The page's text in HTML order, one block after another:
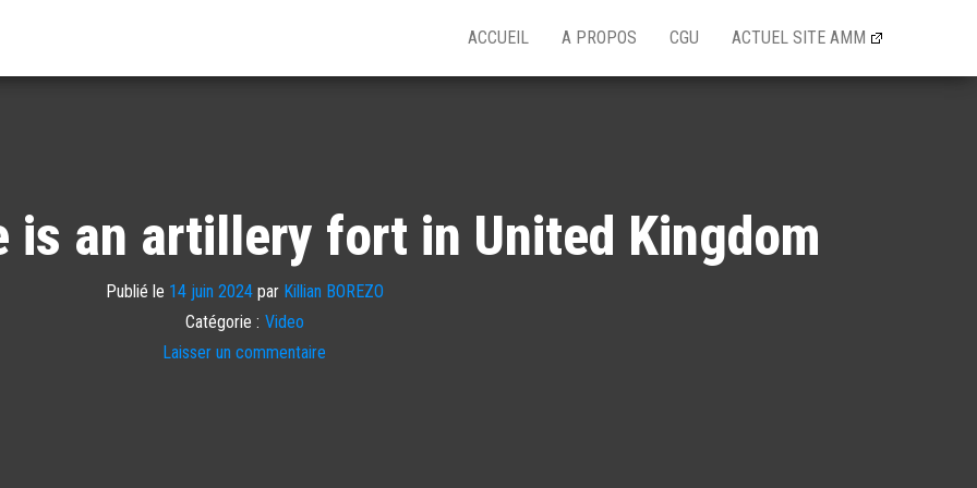
ACCUEIL A PROPOS CGU ACTUEL SITE AMM
is an artillery fort in United Kingdom
Publié le 14 juin 2024par Killian BOREZO
Catégorie : Video
Laisser un commentaire